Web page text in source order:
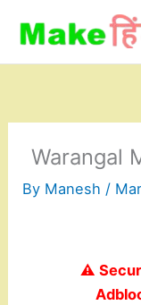
content
Warangal
By Manesh /
⚠️